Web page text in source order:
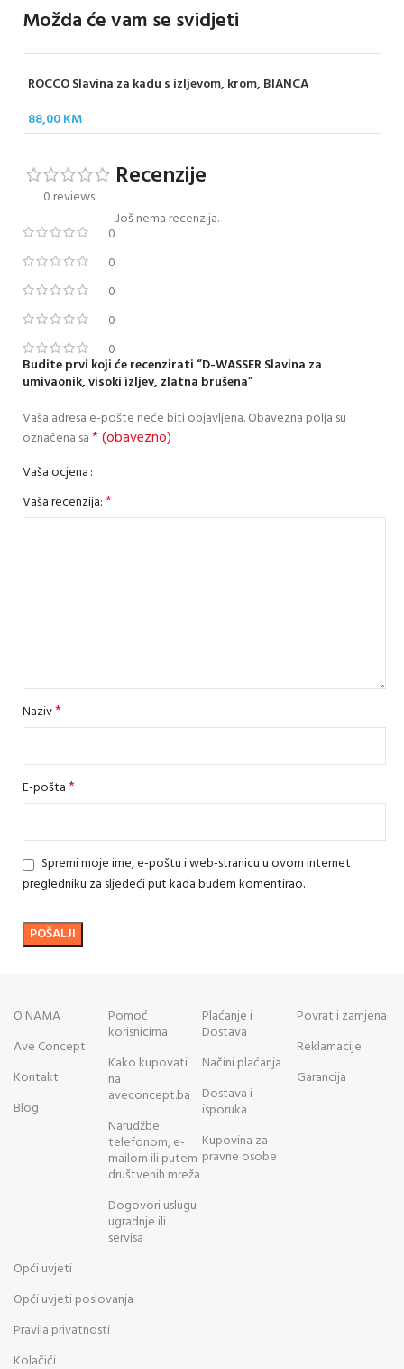
Možda će vam se svidjeti
ROCCO Slavina za kadu s izljevom, krom, BIANCA
88,00KM
0 reviews
0
0
0
0
0
Recenzije
Još nema recenzija.
Budite prvi koji će recenzirati “D-WASSER Slavina za
umivaonik, visoki izljev, zlatna brušena”
Vaša adresa e-pošte neće biti objavljena.Obavezna polja su
označena sa* (obavezno)
Vaša ocjena
Vaša recenzija:*
Naziv*
E-pošta*
Spremi moje ime, e-poštu i web-stranicu u ovom internet
pregledniku za sljedeći put kada budem komentirao.
O NAMA
Ave Concept
Kontakt
Blog
Pomoć
korisnicima
Kako kupovati
na
aveconcept.ba
Narudžbe
telefonom, e-
mailom ili putem
društvenih mreža
Dogovori uslugu
ugradnje ili
servisa
Plaćanje i
Dostava
Načini plaćanja
Dostava i
isporuka
Kupovina za
pravne osobe
Povrat i zamjena
Reklamacije
Garancija
Opći uvjeti
Opći uvjeti poslovanja
Pravila privatnosti
Kolačići